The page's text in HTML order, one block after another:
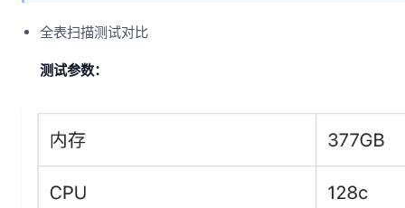
全表扫描测试对比
测试参数：